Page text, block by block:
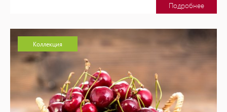
Подробнее
Коллекция